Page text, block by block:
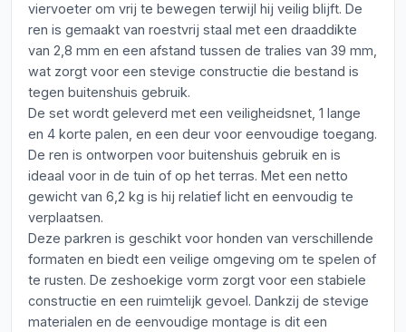
viervoeter om vrij te bewegen terwijl hij veilig blijft. De
ren is gemaakt van roestvrij staal met een draaddikte
van 2,8 mm en een afstand tussen de tralies van 39 mm,
wat zorgt voor een stevige constructie die bestand is
tegen buitenshuis gebruik.
De set wordt geleverd met een veiligheidsnet, 1 lange
en 4 korte palen, en een deur voor eenvoudige toegang.
De ren is ontworpen voor buitenshuis gebruik en is
ideaal voor in de tuin of op het terras. Met een netto
gewicht van 6,2 kg is hij relatief licht en eenvoudig te
verplaatsen.
Deze parkren is geschikt voor honden van verschillende
formaten en biedt een veilige omgeving om te spelen of
te rusten. De zeshoekige vorm zorgt voor een stabiele
constructie en een ruimtelijk gevoel. Dankzij de stevige
materialen en de eenvoudige montage is dit een